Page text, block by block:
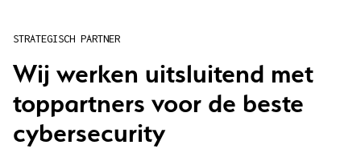
STRATEGISCH PARTNER
Wij werken uitsluitend met
toppartners voor de beste
cybersecurity